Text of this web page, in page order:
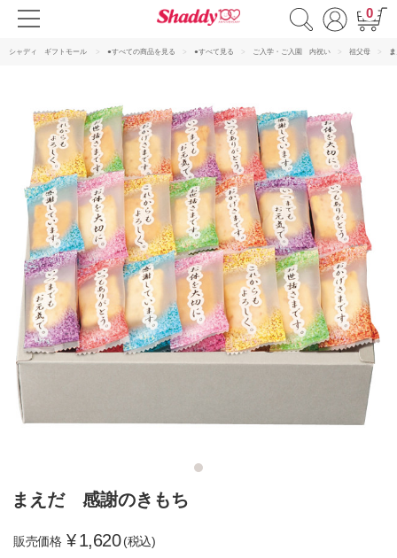
0
シャディ ギフトモール ●すべての商品を見る ●すべて見る ご入学・ご入園 内祝い 祖父母
まえだ 感謝のきもち
販売価格 ¥1,620 (税込)